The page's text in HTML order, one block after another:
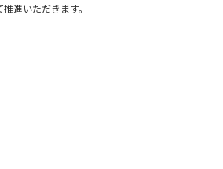
進いただきます。
ただきます。